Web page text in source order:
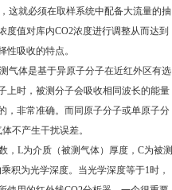
这就必须在取样系统中配备大流量的抽
值对库内CO2浓度进行调整从而达到
吸收的特点。
气体是基于异原子分子在近红外区有选
上时，被测分子会吸收相同波长的能量
，非常准确。而同原子分子或单原子分
不产生干扰误差。
，L为介质（被测气体）厚度，C为被测
积为光学深度。当光学深度等于1时，